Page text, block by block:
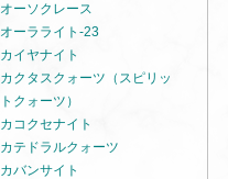
オーソクレース
オーラライト-23
カイヤナイト
カクタスクォーツ（スピリッ
トクォーツ）
カコクセナイト
カテドラルクォーツ
カバンサイト